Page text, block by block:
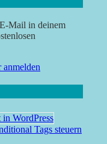
Mail in deinem
Tags steuern